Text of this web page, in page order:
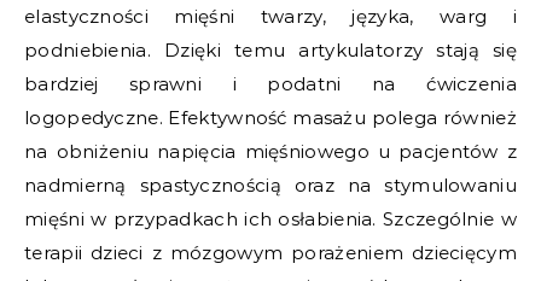
elastyczności mięśni twarzy, języka, warg i
podniebienia. Dzięki temu artykulatorzy stają się
bardziej sprawni i podatni na ćwiczenia
logopedyczne. Efektywność masażu polega również
na obniżeniu napięcia mięśniowego u pacjentów z
nadmierną spastycznością oraz na stymulowaniu
mięśni w przypadkach ich osłabienia. Szczególnie w
terapii dzieci z mózgowym porażeniem dziecięcym